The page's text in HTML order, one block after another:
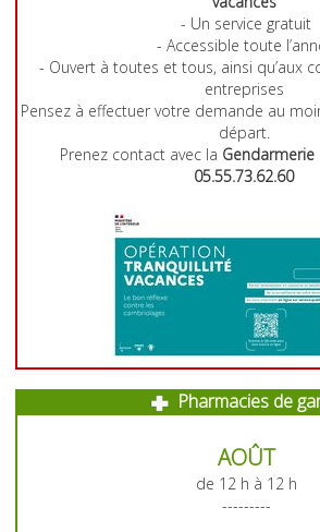
- Un service gratuit
- Accessible toute
- Ouvert à toutes et tous, ainsi qu’aux
entreprises
Pensez à effectuer votre demande au
départ.
Prenez contact avec la
05.55.73.62.60
Pharmacies de
AOÛT
de 12 h à 12 h
---------